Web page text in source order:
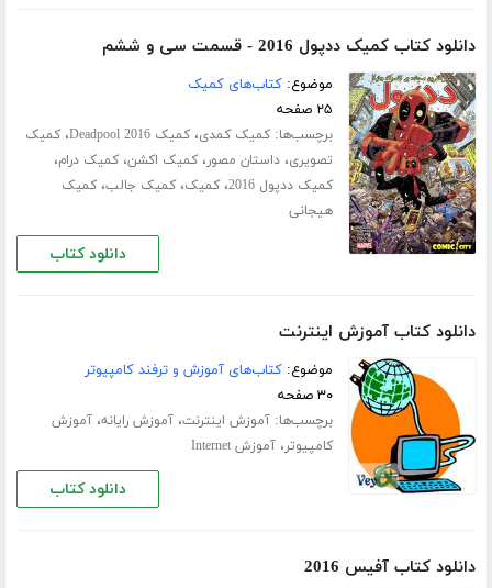
دانلود کتاب کمیک ددپول 2016 - قسمت سی‌ و ششم
موضوع:کتاب‌های کمیک
۲۵ صفحه
برچسب‌ها:کمیک کمدی،کمیک Deadpool 2016 ،کمیک
تصویری،داستان مصور،کمیک اکشن،کمیک درام،
کمیک ددپول 2016 ،کمیک،کمیک جالب،کمیک
هیجانی
دانلود کتاب
دانلود کتاب آموزش اینترنت
موضوع:کتاب‌های آموزش و ترفند کامپیوتر
۳۰ صفحه
برچسب‌ها:آموزش اینترنت،آموزش رایانه،آموزش
کامپیوتر،آموزش Internet
دانلود کتاب
دانلود کتاب آفیس 2016